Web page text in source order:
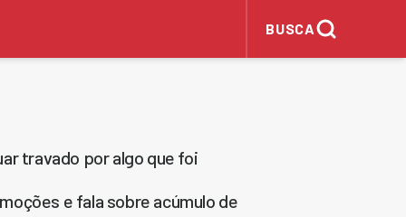
BUSCA
travado por algo que foi
e fala sobre acúmulo de